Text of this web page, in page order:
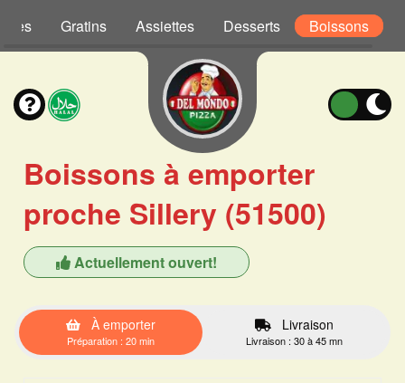
Gratins Assiettes Desserts Boissons
Boissons à emporter
proche Sillery (51500)
Actuellement ouvert!
À emporter
Préparation : 20 min
Livraison
Livraison : 30 à 45 mn